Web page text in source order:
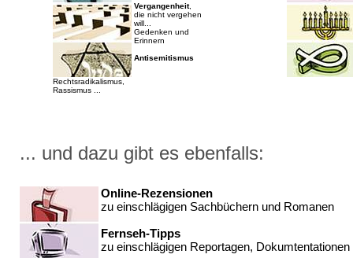
Vergangenheit,
die nicht vergehen
will...
Gedenken und
Erinnern
Antisemitismus
Rechtsradikalismus,
Rassismus ...
... und dazu gibt es ebenfalls:
Online-Rezensionen
zu einschlägigen Sachbüchern und Romanen
Fernseh-Tipps
zu einschlägigen Reportagen,